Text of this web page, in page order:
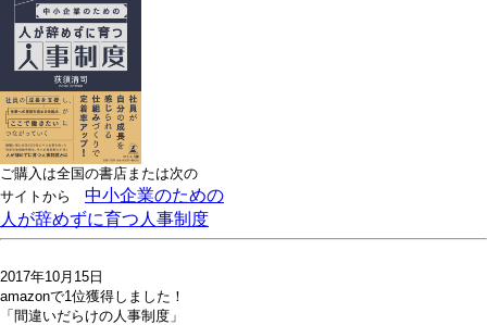
ご購入は全国の書店または次の
サイトから 中小企業のための
人が辞めずに育つ人事制度
2017年10月15日
amazonで1位獲得しました！
「間違いだらけの人事制度」